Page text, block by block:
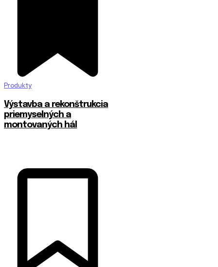
Produkty
Výstavba a rekonštrukcia
priemyselných a
montovaných hál